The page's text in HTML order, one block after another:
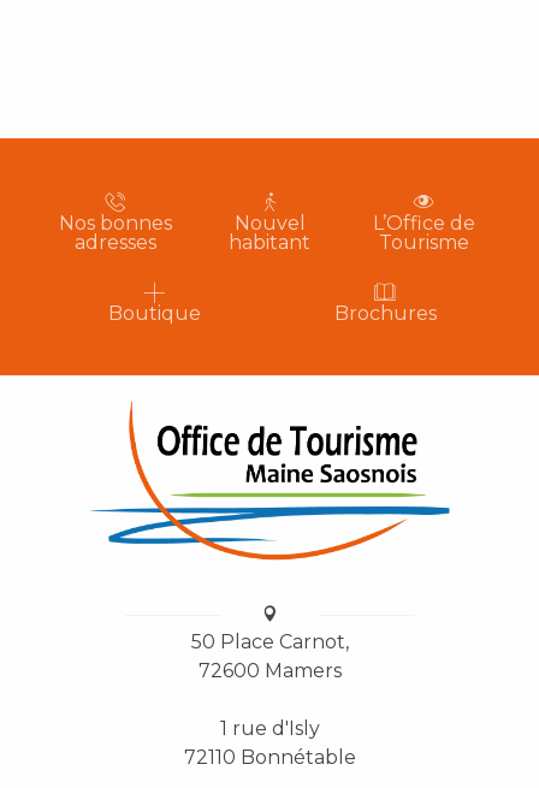
Nos bonnes
adresses
Nouvel
habitant
L’Office de
Tourisme
Boutique Brochures
50 Place Carnot,
72600 Mamers
1 rue d'Isly
72110 Bonnétable